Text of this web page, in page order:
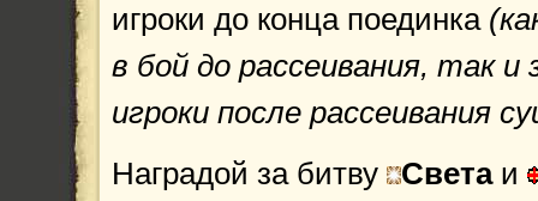
игроки до конца поединка
в бой до рассеивания, так
игроки после рассеивания
Наградой за битву
Света и